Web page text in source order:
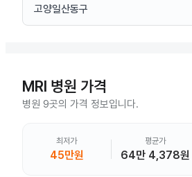
고양일산동구
MRI 병원 가격
병원 9곳의 가격 정보입니다.
최저가
45만원
평균가
64만 4,378원